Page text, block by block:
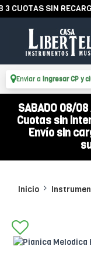
SIN RECARGO -
Enviar a Ingresar CP y
SABADO 08/08
Cuotas sin
Envío sin
Inicio